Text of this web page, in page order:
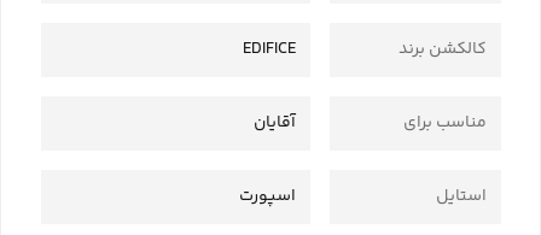
کالکشن برند EDIFICE
مناسب برای آقایان
استایل اسپورت